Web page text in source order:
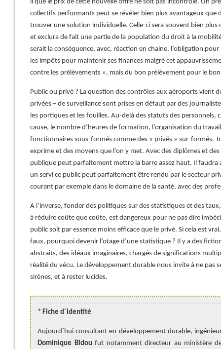
il que le prix de cette nouvelle offre ne soit pas incontrôlé. Un
collectifs performants peut se révéler bien plus avantageux que
trouver une solution individuelle. Celle-ci sera souvent bien plus
et exclura de fait une partie de la population du droit à la
serait la conséquence, avec, réaction en chaine, l’obligation
les impôts pour maintenir ses finances malgré cet
contre les prélèvements », mais du bon prélèvement pour le bon
Public ou privé ? La question des contrôles aux aéroports vient
privées – de surveillance sont prises en défaut par des
les portiques et les fouilles. Au-delà des statuts des personnels,
cause, le nombre d’heures de formation, l’organisation du
fonctionnaires sous-formés comme des « privés » sur-formés.
exprime et des moyens que l’on y met. Avec des diplômes et
publique peut parfaitement mettre la barre assez haut. Il faudra
un servi ce public peut parfaitement être rendu par le secteur
courant par exemple dans le domaine de la santé, avec des
A l’inverse, fonder des politiques sur des statistiques et des
à réduire coûte que coûte, est dangereux pour ne pas dire
public soit par essence moins efficace que le privé. Si cela est
faux, pourquoi devenir l’otage d’une statistique ? Il y a des
abstraits, des idéaux imaginaires, chargés de significations
réalité du vécu. Le développement durable nous invite à ne pas
sirènes, et à rester lucides.
* Fiche d´identité
Aujourd´hui consultant en développement durable,
Dominique Bidoufut notamment directeur au ministère